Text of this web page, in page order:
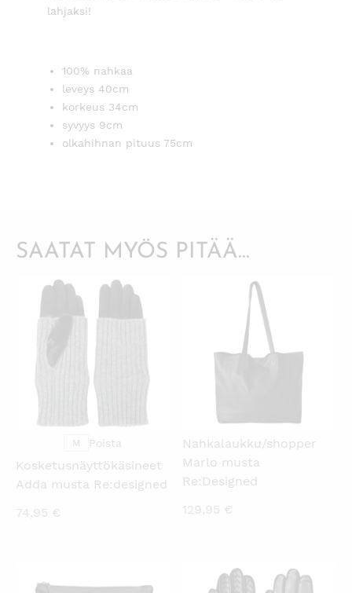
lahjaksi!
100% nahkaa
leveys 40cm
korkeus 34cm
syvyys 9cm
olkahihnan pituus 75cm
SAATAT MYÖS PITÄÄ...
KATSO PIKANÄKYMÄ
M Poista
Kosketusnäyttökäsineet
Adda musta Re:designed
74,95 €
KATSO PIKANÄKYMÄ
Nahkalaukku/shopper
Marlo musta
Re:Designed
129,95 €
KATSO PIKANÄKYMÄ KATSO PIKANÄKYMÄ